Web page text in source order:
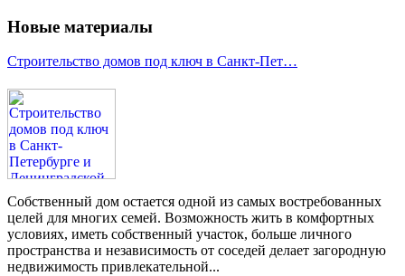
Новые материалы
Строительство домов под ключ в Санкт-Пет…
Собственный дом остается одной из самых востребованных
целей для многих семей. Возможность жить в комфортных
условиях, иметь собственный участок, больше личного
пространства и независимость от соседей делает загородную
недвижимость привлекательной...